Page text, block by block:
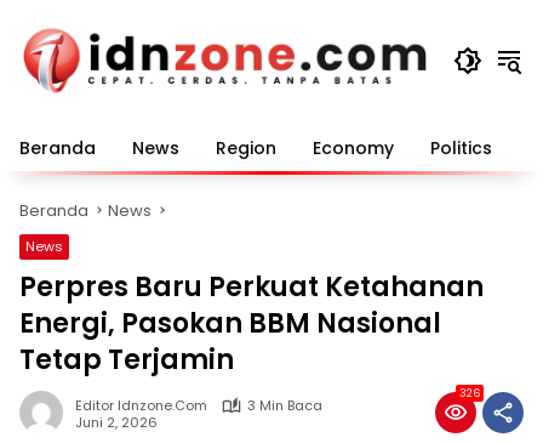
konten
Beranda News Region Economy Politics
Beranda News
News
Perpres Baru Perkuat Ketahanan
Energi, Pasokan BBM Nasional
Tetap Terjamin
Editor Idnzone.com
3 Min Baca
Juni 2, 2026
326